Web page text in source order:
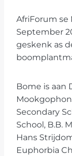
AfriForum
September
geskenk as
Bome is aan
Secondary
School, B.B.
Hans
Euphorbia